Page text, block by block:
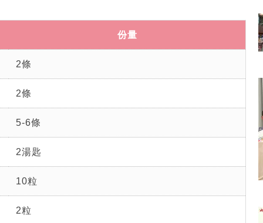
份量
2條
2條
5-6條
2湯匙
10粒
2粒